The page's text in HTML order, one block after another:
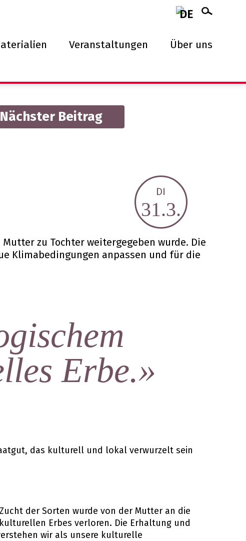
Veranstaltungen Über uns
Nächster Beitrag
DI
31.3.
zu Tochter weitergegeben wurde. Die
Klimabedingungen anpassen und für die
Erbe.»
das kulturell und lokal verwurzelt sein
der Sorten wurde von der Mutter an die
Erbes verloren. Die Erhaltung und
wir als unsere kulturelle